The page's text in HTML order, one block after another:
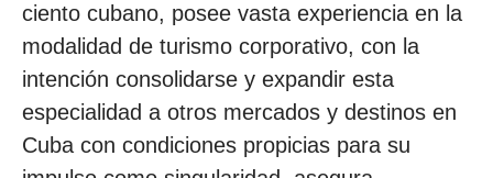
ciento cubano, posee vasta experiencia en la
modalidad de turismo corporativo, con la
intención consolidarse y expandir esta
especialidad a otros mercados y destinos en
Cuba con condiciones propicias para su